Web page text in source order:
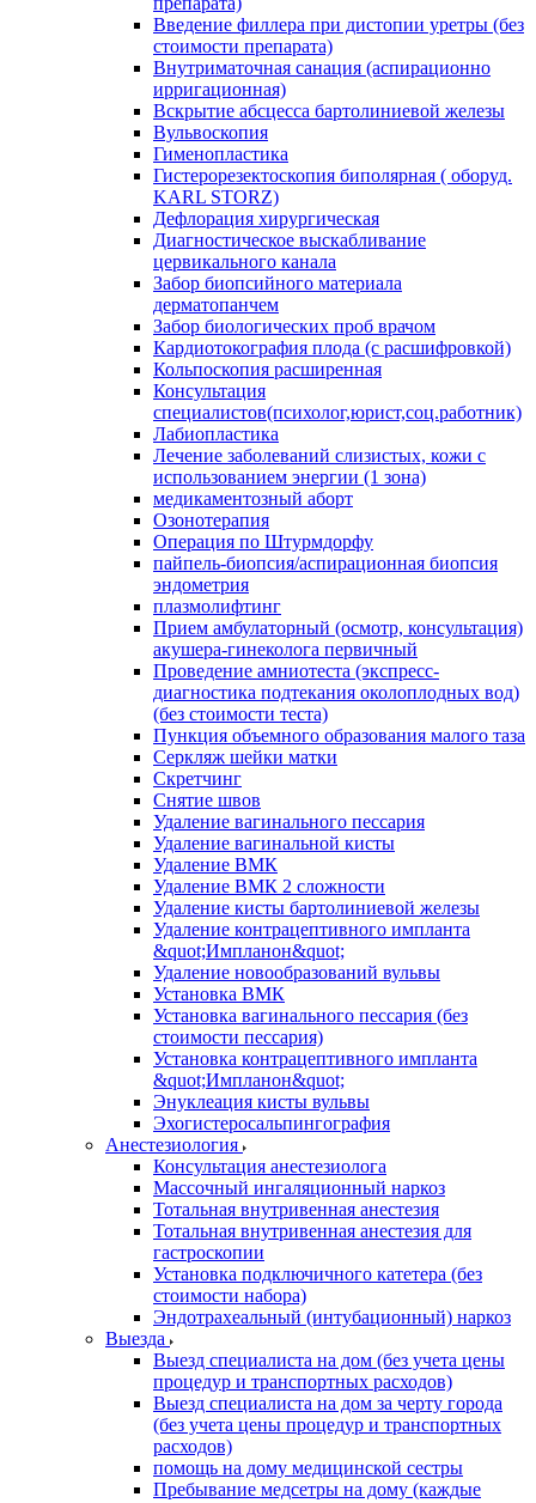
Введение филлера при дистопии уретры (без
стоимости препарата)
Внутриматочная санация (аспирационно
ирригационная)
Вскрытие абсцесса бартолиниевой железы
Вульвоскопия
Гименопластика
Гистерорезектоскопия биполярная ( оборуд.
KARL STORZ)
Дефлорация хирургическая
Диагностическое выскабливание
цервикального канала
Забор биопсийного материала
дерматопанчем
Забор биологических проб врачом
Кардиотокография плода (с расшифровкой)
Кольпоскопия расширенная
Консультация
специалистов(психолог,юрист,соц.работник)
Лабиопластика
Лечение заболеваний слизистых, кожи с
использованием энергии (1 зона)
медикаментозный аборт
Озонотерапия
Операция по Штурмдорфу
пайпель-биопсия/аспирационная биопсия
эндометрия
плазмолифтинг
Прием амбулаторный (осмотр, консультация)
акушера-гинеколога первичный
Проведение амниотеста (экспресс-
диагностика подтекания околоплодных вод)
(без стоимости теста)
Пункция объемного образования малого таза
Серкляж шейки матки
Скретчинг
Снятие швов
Удаление вагинального пессария
Удаление вагинальной кисты
Удаление ВМК
Удаление ВМК 2 сложности
Удаление кисты бартолиниевой железы
Удаление контрацептивного импланта
&quot;Импланон&quot;
Удаление новообразований вульвы
Установка ВМК
Установка вагинального пессария (без
стоимости пессария)
Установка контрацептивного импланта
&quot;Импланон&quot;
Энуклеация кисты вульвы
Эхогистеросальпингография
Анестезиология
Консультация анестезиолога
Массочный ингаляционный наркоз
Тотальная внутривенная анестезия
Тотальная внутривенная анестезия для
гастроскопии
Установка подключичного катетера (без
стоимости набора)
Эндотрахеальный (интубационный) наркоз
Выезда
Выезд специалиста на дом (без учета цены
процедур и транспортных расходов)
Выезд специалиста на дом за черту города
(без учета цены процедур и транспортных
расходов)
помощь на дому медицинской сестры
Пребывание медсетры на дому (каждые